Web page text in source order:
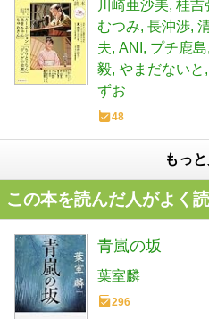
川崎亜沙美 桂吉
むつみ 長沖渉
夫 ANI プチ鹿島
毅 やまだないと
ずお
48
もっ
この本を読んだ人がよく
青嵐の坂
葉室麟
296